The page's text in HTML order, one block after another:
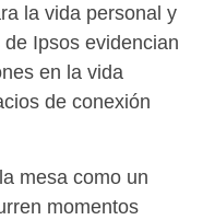
la vida personal y
Ipsos evidencian
en la vida
de conexión
mesa como un
momentos